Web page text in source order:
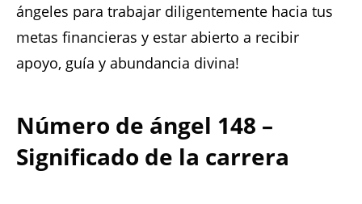
ángeles para trabajar diligentemente hacia tus
metas financieras y estar abierto a recibir
apoyo, guía y abundancia divina!
Número de ángel 148 –
Significado de la carrera